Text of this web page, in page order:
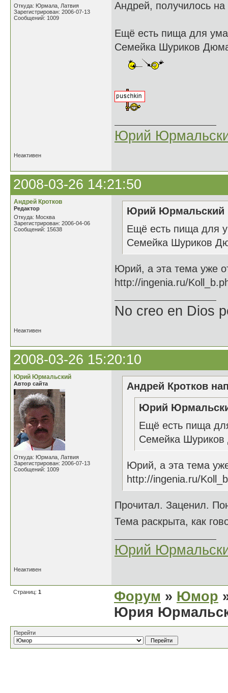
Откуда: Юрмала, Латвия
Зарегистрирован: 2006-07-13
Сообщений: 1009
Андрей, получилось
Ещё есть пища для
Семейка Шуриков
Юрий
Неактивен
2008-03-26 14:21:50
Андрей Кротков
Редактор
Откуда: Москва
Зарегистрирован: 2006-04-06
Сообщений: 15638
Юрий Юрмальский
Ещё есть пища для
Семейка Шуриков
Юрий, а эта тема уже
http://ingenia.ru/
No creo en Dios
Неактивен
2008-03-26 15:20:10
Юрий Юрмальский
Автор сайта
Откуда: Юрмала, Латвия
Зарегистрирован: 2006-07-13
Сообщений: 1009
Андрей Кротков
Юрий
Ещё есть пища
Семейка
Юрий, а эта тема
http://ingenia.ru/
Прочитал. Заценил.
Тема раскрыта, как
Юрий
Неактивен
Страниц: 1 Форум » Юмор
Юрия
Перейти